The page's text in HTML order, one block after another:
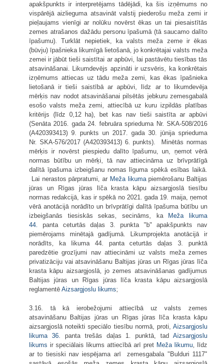
apakšpunkts ir interpretējams tādējādi, ka šis izņēmums no
vispārējā aizlieguma atsavināt valstij piederošu meža zemi ir
pieļaujams vienīgi ar nolūku novērst ēkas un tai piesaistītās
zemes atrašanos dažādu personu īpašumā (tā saucamo dalīto
īpašumu). Turklāt nepietiek, ka valsts meža zeme ir ēkas
(būvju) īpašnieka likumīgā lietošanā, jo konkrētajai valsts meža
zemei ir jābūt tieši saistītai ar apbūvi, lai pastāvētu tiesības tās
atsavināšanai. Likumdevējs apzināti ir uzsvēris, ka konkrētais
izņēmums attiecas uz tādu meža zemi, kas ēkas īpašnieka
lietošanā ir tieši saistībā ar apbūvi, līdz ar to likumdevēja
mērķis nav nodot atsavināšanai pilsētās jebkuru zemesgabalā
esošo valsts meža zemi, attiecībā uz kuru izpildās platības
kritērijs (līdz 0,12 ha), bet kas nav tieši saistīta ar apbūvi
(Senāta 2016. gada 24. februāra sprieduma Nr. SKA-508/2016
(A420393413) 9. punkts un 2017. gada 30. jūnija sprieduma
Nr. SKA-576/2017 (A420393413) 6. punkts). Minētās normas
mērķis ir novērst piespiedu dalīto īpašumu, un, ņemot vērā
normas būtību un mērķi, tā nav attiecināma uz brīvprātīgā
dalītā īpašuma izbeigšanu nomas līguma spēkā esības laikā.
Lai nerastos pārpratumi, ar Meža likumapiemērošanu Baltijas
jūras un Rīgas jūras līča krasta kāpu aizsargjoslā tiesību
normas redakcijā, kas ir spēkā no 2021. gada 19. maija, ņemot
vērā anotācijā norādīto un brīvprātīgi dalītā īpašuma būtību un
izbeigšanās tiesiskās sekas, secināms, ka
Meža likuma
44. panta ceturtās daļas 3. punkta "b" apakšpunkts nav
piemērojams minētajā gadījumā. Likumprojekta anotācijā ir
norādīts, ka likuma 44. panta ceturtās daļas 3. punktā
paredzētie grozījumi nav attiecināmi uz valsts meža zemes
privatizāciju vai atsavināšanu Baltijas jūras un Rīgas jūras līča
krasta kāpu aizsargjoslā, jo zemes atsavināšanas gadījumus
Baltijas jūras un Rīgas jūras līča krasta kāpu aizsargjoslā
reglamentē Aizsargjoslu likums;
3.16. tā kā ierobežojumi attiecībā uz valsts zemes
atsavināšanu Baltijas jūras un Rīgas jūras līča krasta kāpu
aizsargjoslā noteikti speciālo tiesību normā, proti, Aizsargjoslu
likuma 36. panta trešās daļas 1. punktā, tad Aizsargjoslu
likums ir speciālais likums attiecībā arī pret Meža likumu, līdz
ar to tiesiski nav iespējama arī zemesgabala "Bulduri 1117"